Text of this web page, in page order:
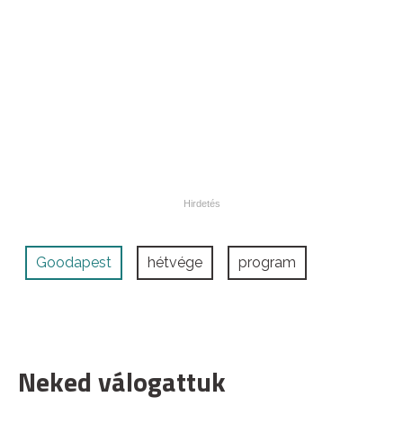
Goodapest hétvége program
Neked válogattuk